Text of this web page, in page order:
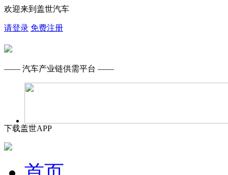
欢迎来到盖世汽车
请登录 免费注册
—— 汽车产业链供需平台 ——
下载盖世APP